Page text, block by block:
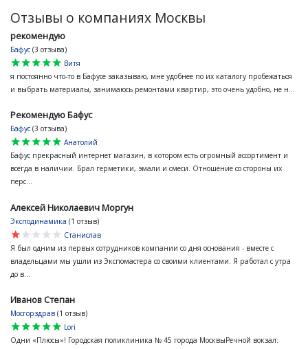
Отзывы о компаниях Москвы
рекомендую
Бафус (3 отзыва)
star
star
star
star
star
Витя
я постоянно что-то в Бафусе заказываю, мне удобнее по их каталогу пробежаться
и выбрать материалы, занимаюсь ремонтами квартир, это очень удобно, не н...
Рекомендую Бафус
Бафус (3 отзыва)
star
star
star
star
star
Анатолий
Бафус прекрасный интернет магазин, в котором есть огромный ассортимент и
всегда в наличии. Брал герметики, эмали и смеси. Отношение со стороны их
перс...
Алексей Николаевич Моргун
Эксподинамика (1 отзыв)
star
star
star
star
star
Станислав
Я был одним из первых сотрудников компании со дня основания - вместе с
владельцами мы ушли из Экспомастера со своими клиентами. Я работал с утра
до в...
Иванов Степан
Мосгорздрав (1 отзыв)
star
star
star
star
star
Lori
Одни «Плюсы»! Городская поликлиника № 45 города МосквыРечной вокзал: